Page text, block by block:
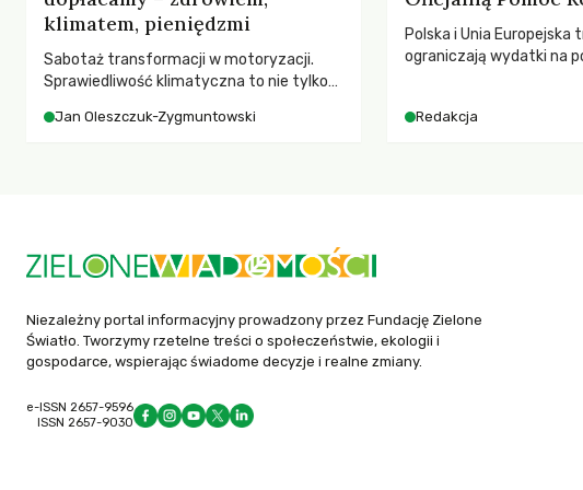
klimatem, pieniędzmi
Sabotaż transformacji w motoryzacji.
Sprawiedliwość klimatyczna to nie tylko
ponosi konsekwencje globalnego
Jan Oleszczuk-Zygmuntowski
Polska i Unia Europejska
ograniczają wydatki na
dla krajów najbardziej
Redakcja
Niezależny portal informacyjny prowadzony przez Fundację Zielone
Światło. Tworzymy rzetelne treści o społeczeństwie, ekologii i
gospodarce, wspierając świadome decyzje i realne zmiany.
e-ISSN 2657-9596
ISSN 2657-9030